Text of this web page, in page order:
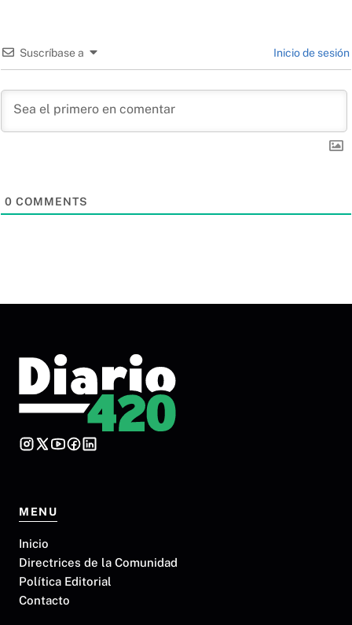
Suscríbase a Inicio de sesión
0 COMMENTS
MENU
Inicio
Directrices de la Comunidad
Política Editorial
Contacto